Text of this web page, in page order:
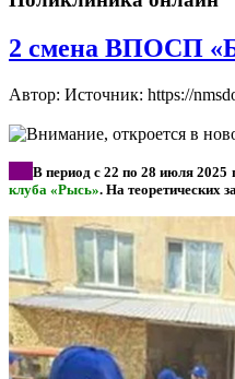
2 смена ВПОСП
Автор: Источник: https://
В период с 22 по 28 июля
клуба «Рысь». На теоретических